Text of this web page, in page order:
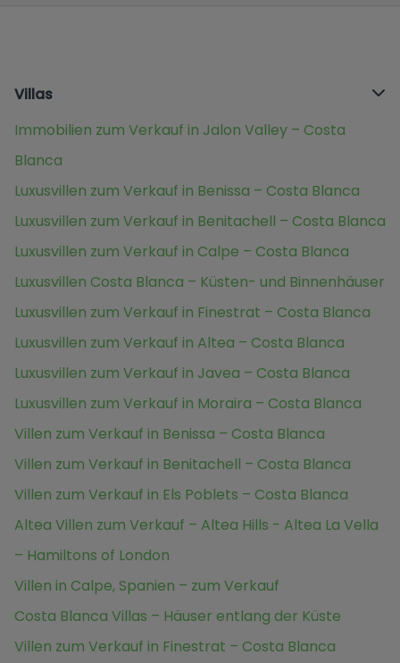
Villas
Immobilien zum Verkauf in Jalon Valley – Costa
Blanca
Luxusvillen zum Verkauf in Benissa – Costa Blanca
Luxusvillen zum Verkauf in Benitachell – Costa Blanca
Luxusvillen zum Verkauf in Calpe – Costa Blanca
Luxusvillen Costa Blanca – Küsten- und Binnenhäuser
Luxusvillen zum Verkauf in Finestrat – Costa Blanca
Luxusvillen zum Verkauf in Altea – Costa Blanca
Luxusvillen zum Verkauf in Javea – Costa Blanca
Luxusvillen zum Verkauf in Moraira – Costa Blanca
Villen zum Verkauf in Benissa – Costa Blanca
Villen zum Verkauf in Benitachell – Costa Blanca
Villen zum Verkauf in Els Poblets – Costa Blanca
Altea Villen zum Verkauf – Altea Hills - Altea La Vella
– Hamiltons of London
Villen in Calpe, Spanien – zum Verkauf
Costa Blanca Villas – Häuser entlang der Küste
Villen zum Verkauf in Finestrat – Costa Blanca